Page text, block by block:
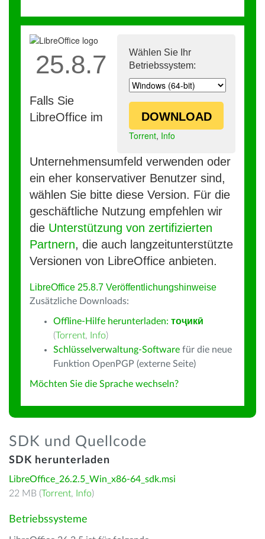
Wählen Sie Ihr
Betriebssystem:
DOWNLOAD
Torrent, Info
25.8.7
Falls Sie
LibreOffice im
Unternehmensumfeld verwenden oder
ein eher konservativer Benutzer sind,
wählen Sie bitte diese Version. Für die
geschäftliche Nutzung empfehlen wir
die Unterstützung von zertifizierten
Partnern, die auch langzeitunterstützte
Versionen von LibreOffice anbieten.
LibreOffice 25.8.7 Veröffentlichungshinweise
Zusätzliche Downloads:
Offline-Hilfe herunterladen: тоҷикӣ
(Torrent, Info)
Schlüsselverwaltung-Software für die neue
Funktion OpenPGP (externe Seite)
Möchten Sie die Sprache wechseln?
SDK und Quellcode
SDK herunterladen
LibreOffice_26.2.5_Win_x86-64_sdk.msi
22 MB (Torrent, Info)
Betriebssysteme